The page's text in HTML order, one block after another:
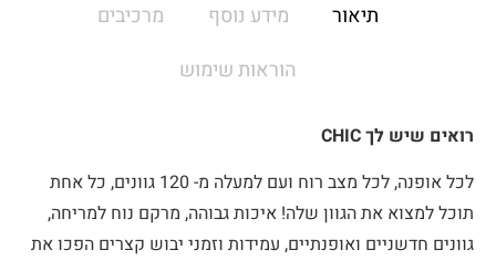
תיאור מידע נוסף
מרכיבים
הוראות שימוש
רואים שיש לך CHIC
לכל אופנה, לכל מצב רוח ועם למעלה מ- 120 גוונים, כל אחת
תוכל למצוא את הגוון שלה! איכות גבוהה, מרקם נוח למריחה,
גוונים חדשניים ואופנתיים, עמידות וזמני יבוש קצרים הפכו את